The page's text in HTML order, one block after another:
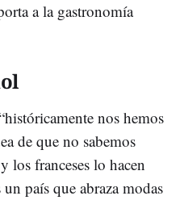
a la gastronomía
nos hemos
de que no sabemos
los franceses lo hacen
país que abraza modas